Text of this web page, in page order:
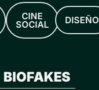
CINE
SOCIAL
DISEÑO
BIOFAKES